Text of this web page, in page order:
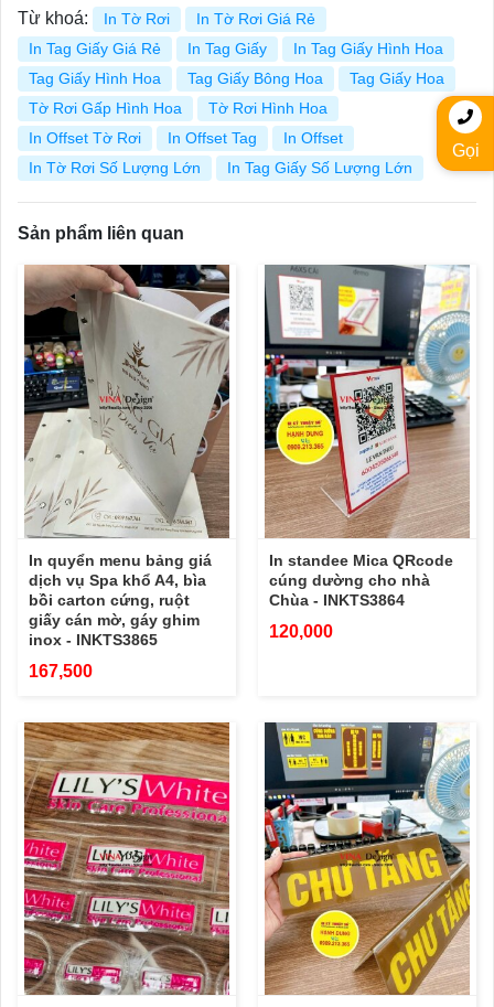
Từ khoá: In Tờ Rơi
In Tờ Rơi Giá Rẻ
In Tag Giấy Giá Rẻ
In Tag Giấy
In Tag Giấy Hình Hoa
Tag Giấy Hình Hoa
Tag Giấy Bông Hoa
Tag Giấy Hoa
Tờ Rơi Gấp Hình Hoa
Tờ Rơi Hình Hoa
In Offset Tờ Rơi
In Offset Tag
In Offset
In Tờ Rơi Số Lượng Lớn
In Tag Giấy Số Lượng Lớn
Sản phẩm liên quan
In quyển menu bảng giá
dịch vụ Spa khổ A4, bìa
bồi carton cứng, ruột
giấy cán mờ, gáy ghim
inox - INKTS3865
167,500
In standee Mica QRcode
cúng dường cho nhà
Chùa - INKTS3864
120,000
Gọi